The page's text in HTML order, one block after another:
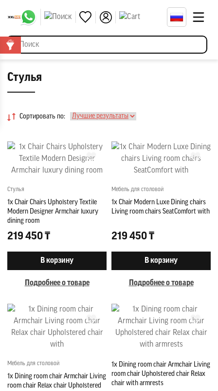
Стулья
Сортировать по:
Стулья
1x Chair Chairs Upholstery Textile
Modern Designer Armchair luxury
dining room
219 450 ₸
В корзину
Подробнее о товаре
Мебель для столовой
1x Chair Modern Luxe Dining chairs
Living room chairs SeatComfort with
219 450 ₸
В корзину
Подробнее о товаре
Мебель для столовой
1x Dining room chair Armchair Living
room chair Relax chair Upholstered
1x Dining room chair Armchair Living
room chair Upholstered chair Relax
chair with armrests